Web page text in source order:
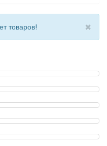
товаров! ×